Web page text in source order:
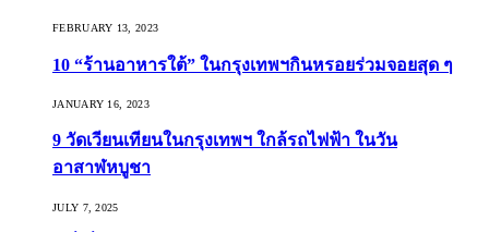
FEBRUARY 13, 2023
10 “ร้านอาหารใต้” ในกรุงเทพฯกินหรอยร่วมจอยสุด ๆ
JANUARY 16, 2023
9 วัดเวียนเทียนในกรุงเทพฯ ใกล้รถไฟฟ้า ในวัน
อาสาฬหบูชา
JULY 7, 2025